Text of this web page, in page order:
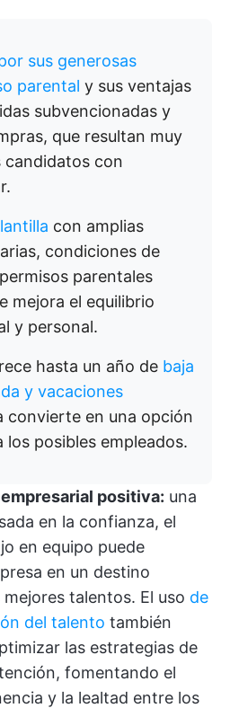
sus generosas
parental y sus ventajas
subvencionadas y
que resultan muy
candidatos con
con amplias
condiciones de
parentales
mejora el equilibrio
y personal.
hasta un año de baja
y vacaciones
convierte en una opción
posibles empleados.
positiva: una
en la confianza, el
en equipo puede
en un destino
talentos. El uso de
del talento también
las estrategias de
fomentando el
y la lealtad entre los